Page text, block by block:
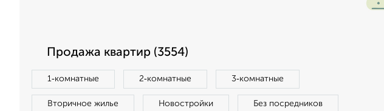
Продажа квартир (3554)
1‑комнатные 2‑комнатные 3‑комнатные
Вторичное жилье Новостройки Без посредников